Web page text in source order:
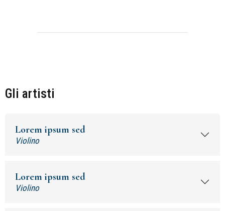
Gli artisti
Lorem ipsum sed
Violino
Lorem ipsum sed
Violino